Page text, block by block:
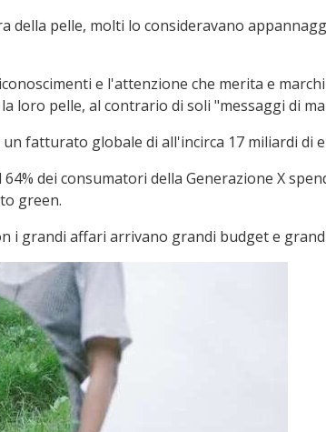
pelle, molti lo consideravano
e l'attenzione che merita e
loro pelle, al contrario di soli "messaggi di
fatturato globale di all'incirca 17 miliardi di
dei consumatori della Generazione X
green.
i grandi affari arrivano grandi budget e